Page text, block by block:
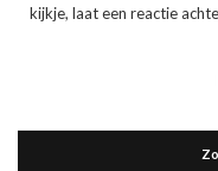
kijkje, laat een reactie